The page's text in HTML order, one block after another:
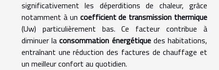
significativement les déperditions de chaleur, grâce
notamment à un coefficient de transmission thermique
(Uw) particulièrement bas. Ce facteur contribue à
diminuer laconsommation énergétiquedes habitations,
entraînant une réduction des factures de chauffage et
un meilleur confort au quotidien.